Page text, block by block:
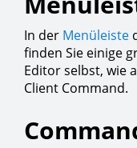
In der Menüleiste
finden Sie einige
Editor selbst, wie
Client Command.